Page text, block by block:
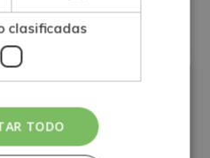
clasificadas
TODO